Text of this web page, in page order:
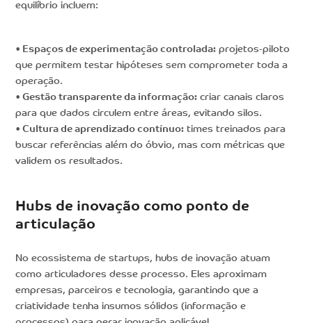
equilíbrio incluem:
• Espaços de experimentação controlada: projetos-piloto
que permitem testar hipóteses sem comprometer toda a
operação.
• Gestão transparente da informação: criar canais claros
para que dados circulem entre áreas, evitando silos.
• Cultura de aprendizado contínuo: times treinados para
buscar referências além do óbvio, mas com métricas que
validem os resultados.
Hubs de inovação como ponto de
articulação
No ecossistema de startups, hubs de inovação atuam
como articuladores desse processo. Eles aproximam
empresas, parceiros e tecnologia, garantindo que a
criatividade tenha insumos sólidos (informação e